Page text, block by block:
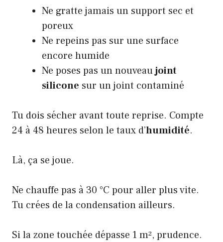
Ne gratte jamais un support sec et
poreux
Ne repeins pas sur une surface
encore humide
Ne poses pas un nouveaujoint
silicone sur un joint contaminé
Tu dois sécher avant toute reprise. Compte
24 à 48 heures selon le taux d’humidité.
Là, ça se joue.
Ne chauffe pas à 30 °C pour aller plus vite.
Tu crées de la condensation ailleurs.
Si la zone touchée dépasse 1 m², prudence.